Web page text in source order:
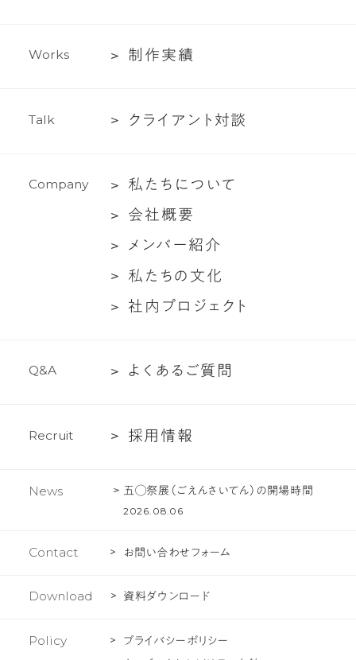
テ
グ
Works
制
績
制 作実績
Talk
ク
ア
対
談
ク ラ イ ア ン ト 対談
Company
私
に
つ
私 た ち に つ いて
会
要
会社概要
メ
ー
メ ンバ ー紹介
私
文
私 た ちの 文化
社
ロ
ク
社 内 プロ ジ ェ ク ト
Q&A
よ
る
問
よ く あ る ご質 問
Recruit
採 採用 情報
News 五◯祭展（ごえんさいてん）の開場時間
2026.08.06
Contact お問い合わせフォーム
Download 資料ダウンロード
Policy
プライバシーポリシー